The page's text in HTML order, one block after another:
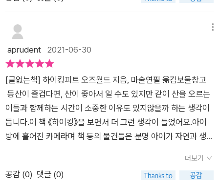
동에 동화되어서 함께 하이킹을 하고 있어요.등산을 하면 말을 하
는 사람들보다는 조용히 가는 사람들이 더 많은 것 같아요.힘들어
서라는 이유도 있겠지만 그보다는 자연을 바라보기 때문일 것 같
아요.눈앞에 펼쳐진 자연의 모습을 함께 하는 것만으로 특별한 추
억을 만드는 것이잖아요.그날의 하늘이, 나뭇잎들이, 매일 자연은
달라지지요. 작은 이벤트가 있다면 더욱 특별해지지요.생각해 보
면 자연을 말로 표현하고 설명하는 것은 어렵지요.그래서 <하이
킹>이 텍스트보다는 그림으로 보여주었는지도 모르겠네요.개인
적으로 구름 한 점 없는 파란 하늘도 좋지만 저는 구름이 있는 하
깨끗하고 시원한 느낌이 들거든요.<하이킹>의 대부분의 하늘은
구름이 있어서 더 좋았던 것 같아요.이렇게 자연은 우리에게 안
엄치고 아직 산속에 조금 남아 있는 눈으로 아빠와 눈싸움도 신나
아빠와 아들은 다시금 하이킹 길에 오릅니다.폭포수 아래 강을 건
려움이 앞서지만 앞서 건너간 아빠의 응원과 내밀어진 손때문에
무사히 건너기도 하죠.바위 위에 앉아 잠시 휴식을 취하면서 가져
온 견과류를 아작아작! 씹어서 먹기도 하고딱! 딱! 딱! 나무에 구
멍을 내는 딱다구리도 구경하면서 나머지 하이킹 길에 오릅니다.
힘든 바위 장벽도 올라 드디어 정상에 오르고 내려오는 길에 가져
갔던 나무 묘종을 아빠와 함께 심고 찰칵! 기념 사진도 남깁니다.
드디어 차에 도착! 아빠와 함께 위하여!~~~를 외치며 짠도 하
aprudent 2021-06-30
​[글없는책] 하이킹​피트 오즈월드 지음, 마술연필 옮김보물창고​
등산이 즐겁다면, 산이 좋아서 일 수도 있지만 같이 산을 오르는
이들과 함께하는 시간이 소중한 이유도 있지않을까 하는 생각이
듭니다.이 책 《하이킹》을 보면서 더 그런 생각이 들었어요.아이
방에 흩어진 카메라며 책 등의 물건들은 분명 아이가 자연과 생태
운 것이 아니었을까 하구요.​​'거기 산이 있기에 산을 오른다'던가
요. 낭만적으로 들리기도 하지만, 산을 오른다는 것 자체는 많은
더보기
공감 (0) 댓글 (0)